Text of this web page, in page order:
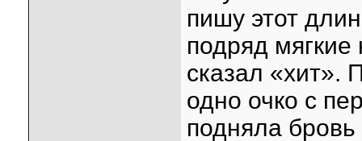
пишу этот
подряд
сказал «хит».
одно очко с
подняла